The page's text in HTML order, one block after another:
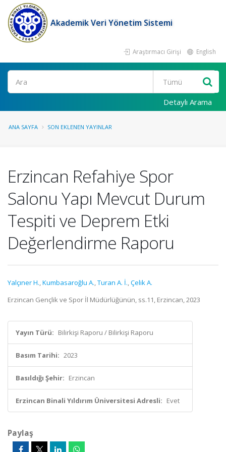
Akademik Veri Yönetim Sistemi
Araştırmacı Girişi English
Ara
Detaylı Arama
ANA SAYFA SON EKLENEN YAYINLAR
Erzincan Refahiye Spor
Salonu Yapı Mevcut Durum
Tespiti ve Deprem Etki
Değerlendirme Raporu
Yalçıner H.,Kumbasaroğlu A.,Turan A. İ.,Çelik A.
Erzincan Gençlik ve Spor İl Müdürlüğünün, ss.11, Erzincan, 2023
Yayın Türü: Bilirkişi Raporu / Bilirkişi Raporu
Basım Tarihi: 2023
Basıldığı Şehir: Erzincan
Erzincan Binali Yıldırım Üniversitesi Adresli: Evet
Paylaş